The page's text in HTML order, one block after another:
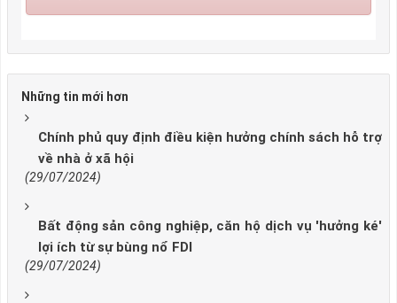
Những tin mới hơn
Chính phủ quy định điều kiện hưởng chính sách hỗ trợ
về nhà ở xã hội
(29/07/2024)
Bất động sản công nghiệp, căn hộ dịch vụ 'hưởng ké'
lợi ích từ sự bùng nổ FDI
(29/07/2024)